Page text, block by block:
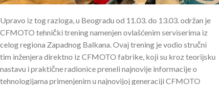
Upravo iz tog razloga, u Beogradu od 11.03. do 13.03. održan je
CFMOTO tehnički trening namenjen ovlašćenim serviserima iz
celog regiona Zapadnog Balkana. Ovaj trening je vodio stručni
tim inženjera direktno iz CFMOTO fabrike, koji su kroz teorijsku
nastavu i praktične radionice preneli najnovije informacije o
tehnologijama primenjenim u najnovijoj generaciji CFMOTO